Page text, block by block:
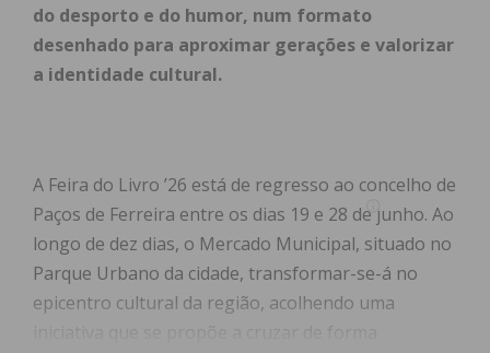
do desporto e do humor, num formato
desenhado para aproximar gerações e valorizar
a identidade cultural.
A Feira do Livro ’26 está de regresso ao concelho de
Paços de Ferreira entre os dias 19 e 28 de junho. Ao
longo de dez dias, o Mercado Municipal, situado no
Parque Urbano da cidade, transformar-se-á no
epicentro cultural da região, acolhendo uma